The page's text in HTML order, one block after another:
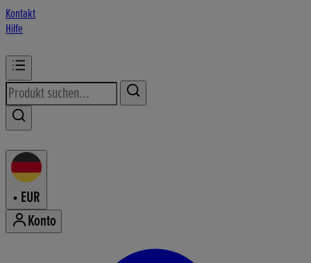
Kontakt
Hilfe
• EUR
Konto